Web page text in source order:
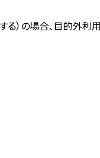
）の場合、目的外利